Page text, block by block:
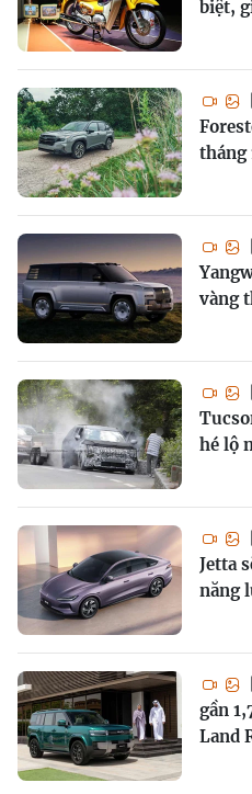
biệt,
tháng
vàng
hé lộ
Jetta
năng
gần
Land